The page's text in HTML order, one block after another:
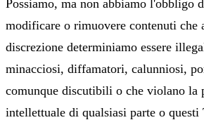
Possiamo, ma non abbiamo l'obbligo
modificare o rimuovere contenuti che
discrezione determiniamo essere
minacciosi, diffamatori, calunniosi,
comunque discutibili o che violano la
intellettuale di qualsiasi parte o